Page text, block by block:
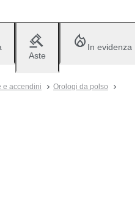
Aste
In evidenza
e accendini
Orologi da polso